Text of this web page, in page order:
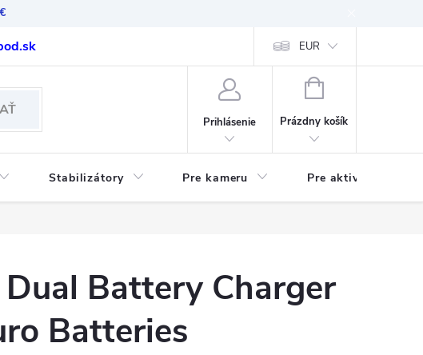
EUR
Prihlásenie
NÁKUPNÝ
Prázdny košík
Stabilizátory Pre kameru Pre aktivitu
Battery Charger
Batteries